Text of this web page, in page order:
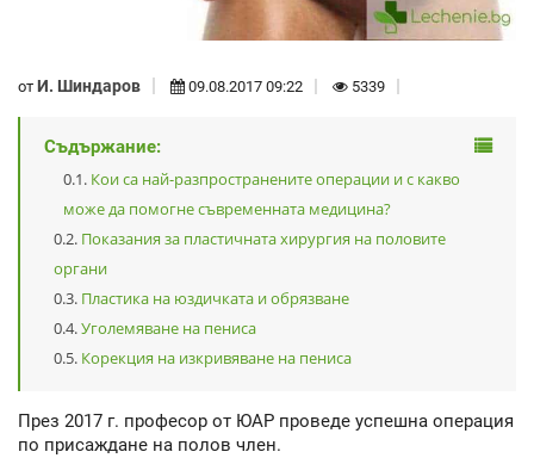
от И. Шиндаров 09.08.2017 09:22 5339
Съдържание:
Кои са най-разпространените операции и с какво
може да помогне съвременната медицина?
Показания за пластичната хирургия на половите
органи
Пластика на юздичката и обрязване
Уголемяване на пениса
Корекция на изкривяване на пениса
През 2017 г. професор от ЮАР проведе успешна операция
по присаждане на полов член.